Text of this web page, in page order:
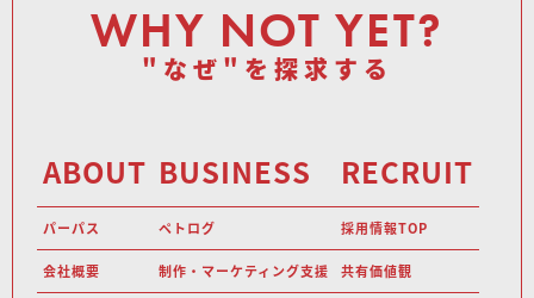
WHY NOT YET?
"なぜ"を探求する
ABOUT
パーパス
会社概要
BUSINESS
ペトログ
制作・マーケティング支援
RECRUIT
採用情報TOP
共有価値観